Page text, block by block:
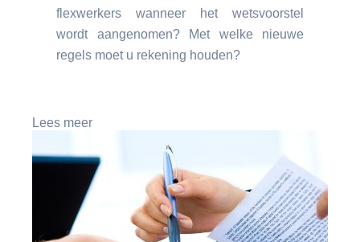
flexwerkers wanneer het wetsvoorstel
wordt aangenomen? Met welke nieuwe
regels moet u rekening houden?
Lees meer